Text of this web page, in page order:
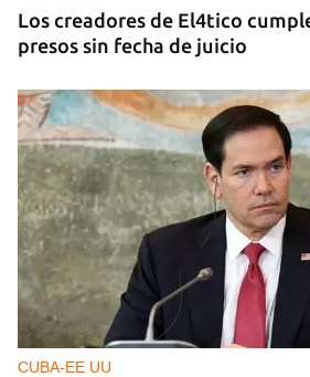
Los creadores de El4tico
presos sin fecha de juicio
CUBA-EE UU